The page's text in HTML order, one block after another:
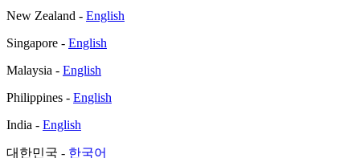
New Zealand - English
Singapore - English
Malaysia - English
Philippines - English
India - English
대한민국 - 한국어